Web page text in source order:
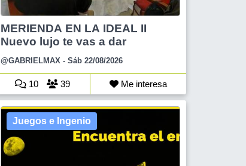
MERIENDA EN LA IDEAL II
Nuevo lujo te vas a dar
@GABRIELMAX - Sáb 22/08/2026
10 39 Me interesa
Juegos e Ingenio